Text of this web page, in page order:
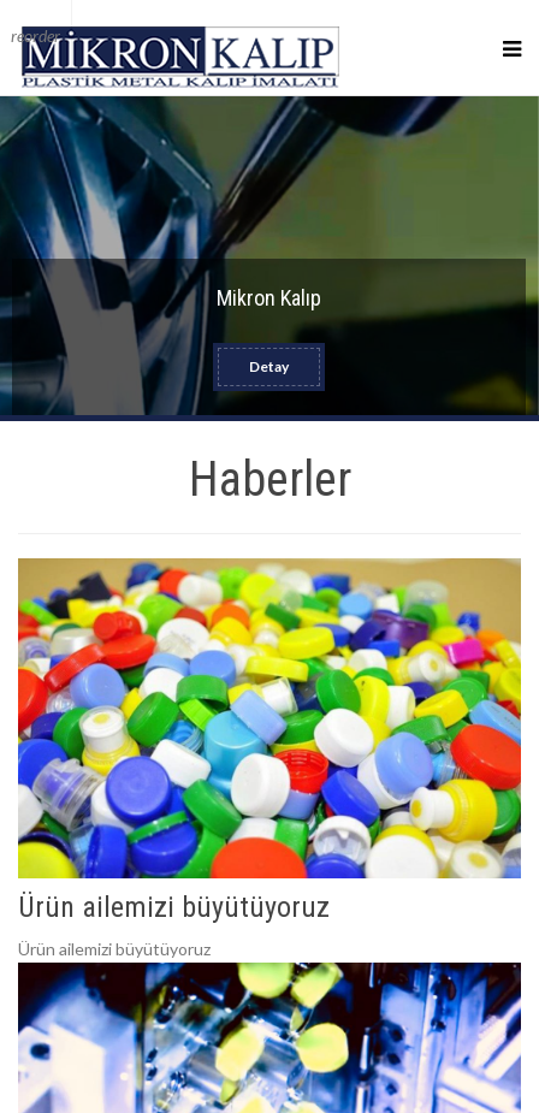
reorder
Mikron Kalıp
Detay
Haberler
Ürün ailemizi büyütüyoruz
Ürün ailemizi büyütüyoruz